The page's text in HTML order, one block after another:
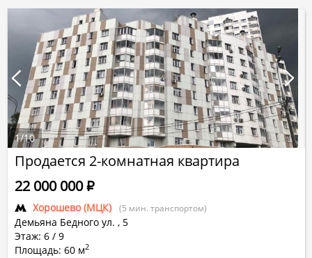
Продается 2-комнатная квартира
Хорошево (МЦК) (5 мин. транспортом)
Демьяна Бедного ул. , 5
Этаж: 6 / 9
Площадь: 60 м2
22 000 000Р
1/10